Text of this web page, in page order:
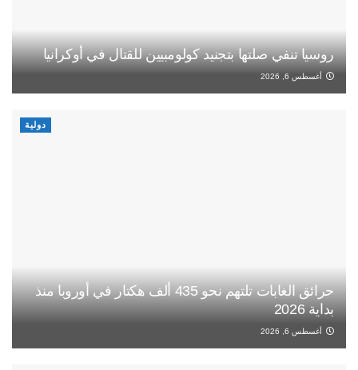
روسيا تنفي صلتها بتجنيد كولومبيين للقتال في أوكرانيا
أغسطس 6, 2026
دولية
حرائق الغابات تلتهم نحو 435 ألف هكتار في أوروبا منذ
بداية 2026
أغسطس 6, 2026